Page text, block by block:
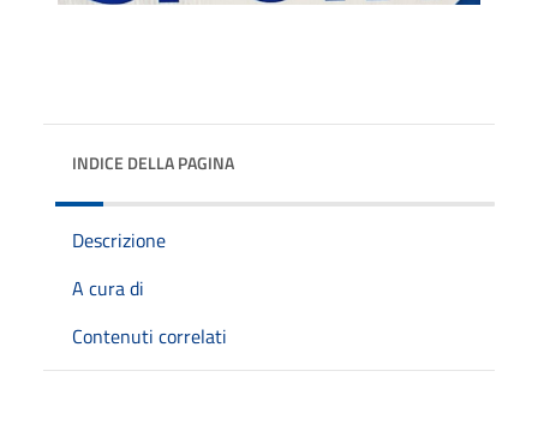
INDICE DELLA PAGINA
Descrizione
A cura di
Contenuti correlati